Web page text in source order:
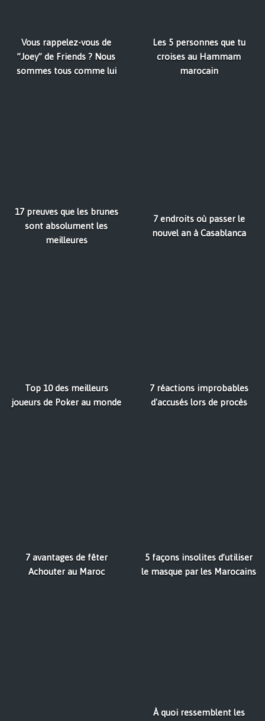
Vous rappelez-vous de
”Joey” de Friends ? Nous
sommes tous comme lui
Les 5 personnes que tu
croises au Hammam
marocain
17 preuves que les brunes
sont absolument les
meilleures
7 endroits où passer le
nouvel an à Casablanca
Top 10 des meilleurs
joueurs de Poker au monde
7 réactions improbables
d'accusés lors de procès
7 avantages de fêter
Achouter au Maroc
5 façons insolites d’utiliser
le masque par les Marocains
À quoi ressemblent les